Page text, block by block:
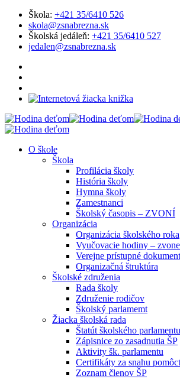
Škola: +421 35/6410 526
skola@zsnabrezna.sk
Školská jedáleň: +421 35/6410 527
jedalen@zsnabrezna.sk
O škole
Škola
Profilácia školy
História školy
Hymna školy
Zamestnanci
Školský časopis – ZVONÍ
Organizácia
Organizácia školského roka
Vyučovacie hodiny –
Verejne prístupné
Organizačná štruktúra
Školské združenia
Rada školy
Združenie rodičov
Školský parlamemt
Žiacka školská rada
Štatút školského parlamentu
Zápisnice zo zasadnutia ŠP
Aktivity šk. parlamentu
Certifikáty za snahu
Zoznam členov ŠP